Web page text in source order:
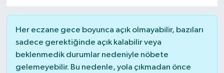
Her eczane gece boyunca açık olmayabilir, bazıları
sadece gerektiğinde açık kalabilir veya
beklenmedik durumlar nedeniyle nöbete
gelemeyebilir. Bu nedenle, yola çıkmadan önce